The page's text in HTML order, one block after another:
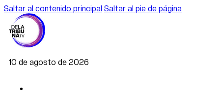
Saltar al contenido principal Saltar al pie de página
10 de agosto de 2026